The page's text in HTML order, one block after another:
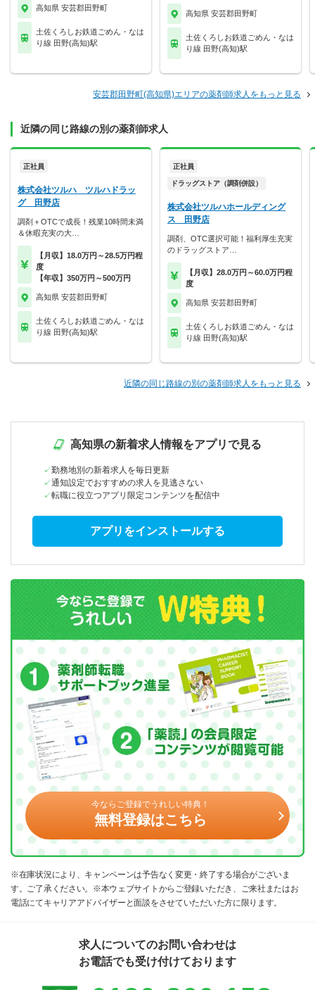
高知県 安芸郡田野町
土佐くろしお鉄道ごめん・なは
り線 田野(高知)駅
高知県 安芸郡田野町
土佐くろしお鉄道ごめん・なは
り線 田野(高知)駅
安芸郡田野町(高知県)エリアの薬剤師求人をもっと見る
近隣の同じ路線の別の薬剤師求人
正社員
株式会社ツルハ ツルハドラッ
グ 田野店
調剤＋OTCで成長！残業10時間未満
＆休暇充実の大…
【月収】18.0万円～28.5万円程
度
【年収】350万円～500万円
高知県 安芸郡田野町
土佐くろしお鉄道ごめん・なは
り線 田野(高知)駅
正社員
ドラッグストア（調剤併設）
株式会社ツルハホールディング
ス 田野店
調剤、OTC選択可能！福利厚生充実
のドラッグストア…
【月収】28.0万円～60.0万円程
度
高知県 安芸郡田野町
土佐くろしお鉄道ごめん・なは
り線 田野(高知)駅
近隣の同じ路線の別の薬剤師求人をもっと見る
高知県の新着求人情報をアプリで見る
勤務地別の新着求人を毎日更新
通知設定でおすすめの求人を見逃さない
転職に役立つアプリ限定コンテンツを配信中
アプリをインストールする
今ならご登録でうれしい特典！
無料登録はこちら
※在庫状況により、キャンペーンは予告なく変更・終了する場合がございま
す。ご了承ください。※本ウェブサイトからご登録いただき、ご来社またはお
電話にてキャリアアドバイザーと面談をさせていただいた方に限ります。
求人についてのお問い合わせは
お電話でも受け付けております